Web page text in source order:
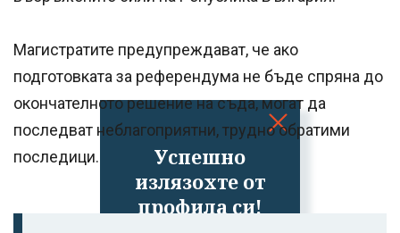
Успешно
излязохте от
профила си!
Магистратите предупреждават, че ако
подготовката за референдума не бъде спряна до
окончателното решение на съда, могат да
последват неблагоприятни, трудно обратими
последици.